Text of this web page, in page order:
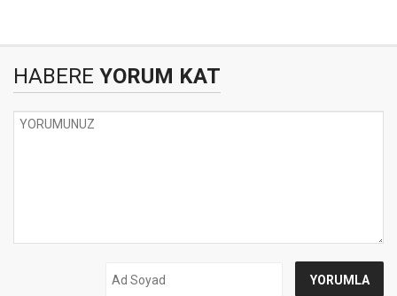
HABERE YORUM KAT